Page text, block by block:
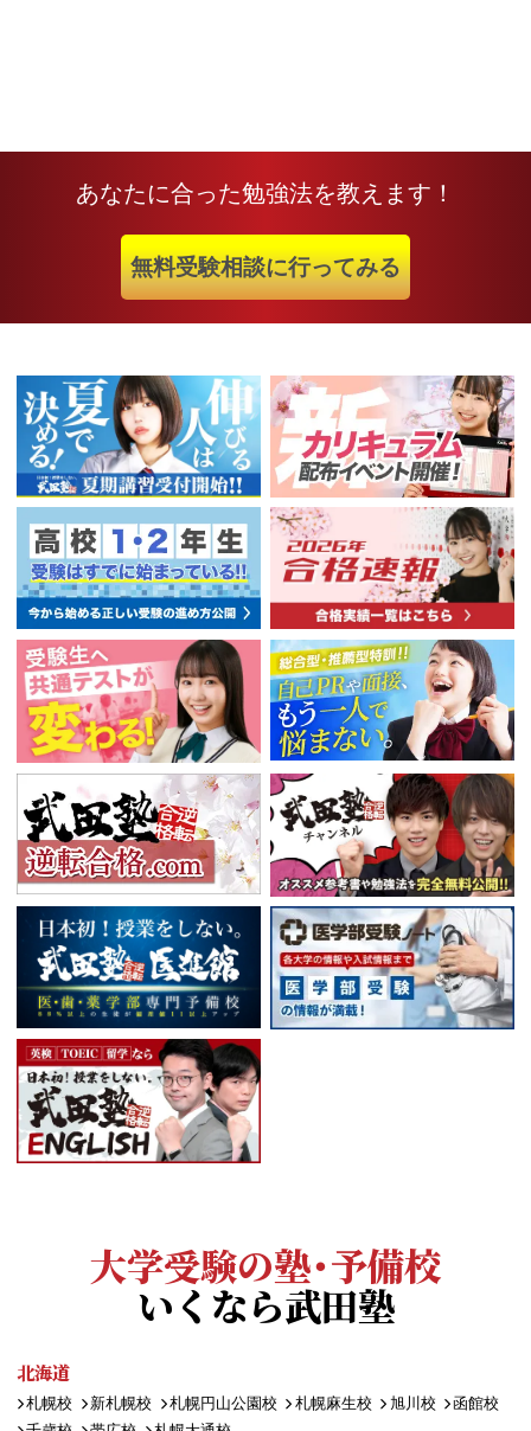
あなたに合った勉強法を教えます！
無料受験相談に行ってみる
大学受験の塾・予備校
いくなら武田塾
北海道
札幌校 新札幌校 札幌円山公園校 札幌麻生校 旭川校
函館校